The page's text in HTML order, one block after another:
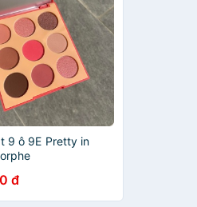
9 ô 9E Pretty in
đ